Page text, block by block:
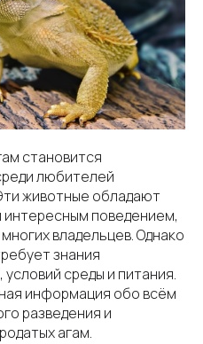
становится
любителей
животные обладают
поведением,
владельцев. Однако
знания
среды и питания.
информация обо всём
разведения и
агам.